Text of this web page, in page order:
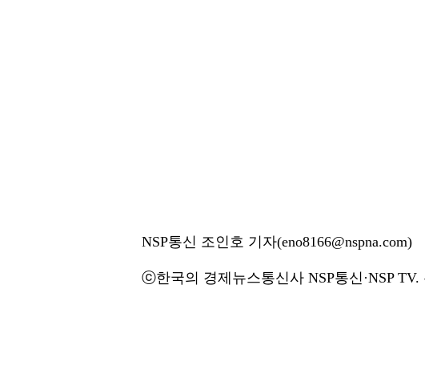
NSP통신 조인호 기자(eno8166@nspna.com)
ⓒ한국의 경제뉴스통신사 NSP통신·NSP